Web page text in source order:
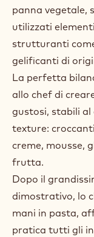
panna vegetale,
utilizzati
strutturanti
gelificanti di
La perfetta
allo chef di
gustosi, stabili
texture:
creme, mousse,
frutta.
Dopo il
dimostrativo, lo
mani in pasta,
pratica tutti gli